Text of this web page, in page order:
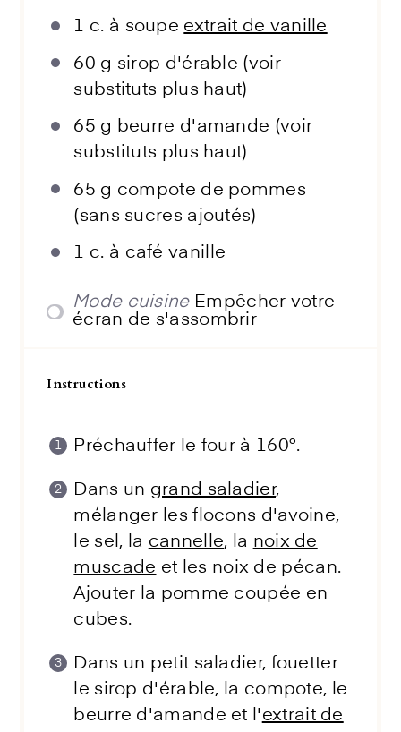
1 c. à soupe extrait de vanille
60 g sirop d'érable (voir
substituts plus haut)
65 g beurre d'amande (voir
substituts plus haut)
65 g compote de pommes
(sans sucres ajoutés)
1 c. à café vanille
Mode cuisine Empêcher votre
écran de s'assombrir
Instructions
Préchauffer le four à 160°.
Dans un grand saladier,
mélanger les flocons d'avoine,
le sel, la cannelle, la noix de
muscade et les noix de pécan.
Ajouter la pomme coupée en
cubes.
Dans un petit saladier, fouetter
le sirop d'érable, la compote, le
beurre d'amande et l' extrait de